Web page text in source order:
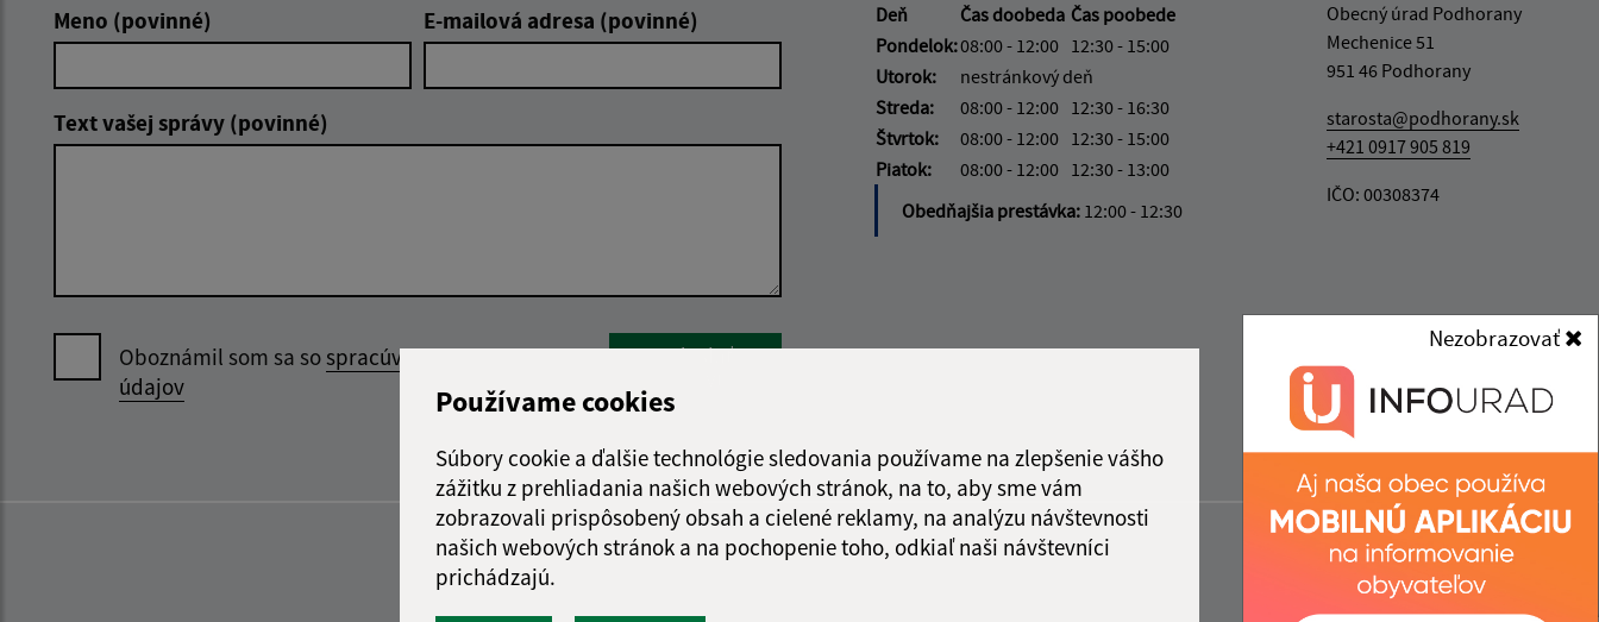
Používame cookies
Súbory cookie a ďalšie technológie sledovania používame na zlepšenie vášho
zážitku z prehliadania našich webových stránok, na to, aby sme vám
zobrazovali prispôsobený obsah a cielené reklamy, na analýzu návštevnosti
našich webových stránok a na pochopenie toho, odkiaľ naši návštevníci
prichádzajú.
Nezobrazovať
Meno (povinné) E-mailová adresa (povinné)
Text vašej správy (povinné)
Oboznámil som sa sospracúvaním osobných
údajov
Google reCaptcha Response
Odoslať
Deň Čas doobeda Čas poobede
Pondelok:08:00 - 12:00 12:30 - 15:00
Utorok:
nestránkový deň
Streda:
08:00 - 12:00 12:30 - 16:30
Štvrtok:
08:00 - 12:00 12:30 - 15:00
Piatok:
08:00 - 12:00 12:30 - 13:00
Obedňajšia prestávka: 12:00 - 12:30
Obecný úrad Podhorany
Mechenice 51
951 46 Podhorany
starosta@podhorany.sk
+421 0917 905 819
IČO: 00308374